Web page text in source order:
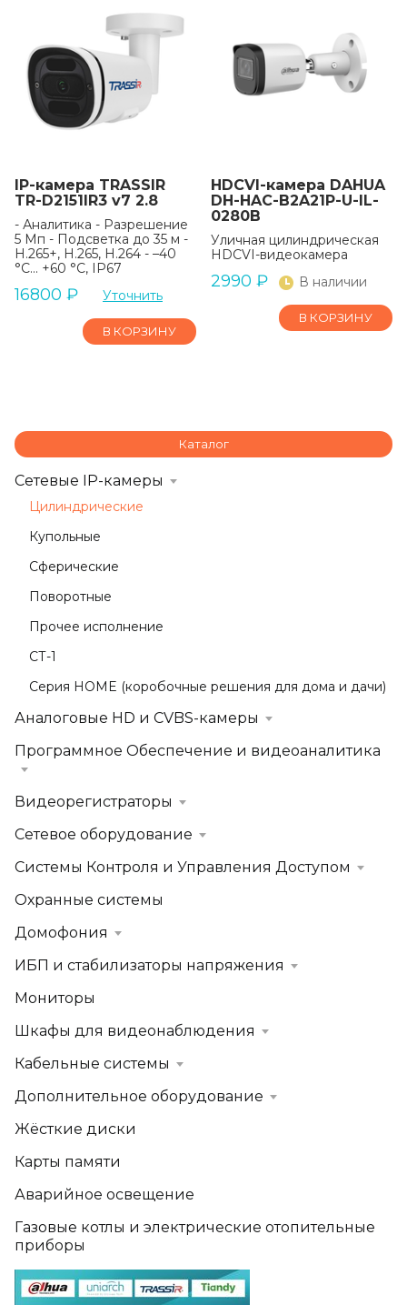
IP-камера TRASSIR
TR-D2151IR3 v7 2.8
- Аналитика - Разрешение
5 Мп - Подсветка до 35 м -
H.265+, H.265, H.264 - –40
°C... +60 °C, IP67
16800 ₽ Уточнить
В КОРЗИНУ
HDCVI-камера DAHUA
DH-HAC-B2A21P-U-IL-
0280B
Уличная цилиндрическая
HDCVI-видеокамера
2990 ₽ В наличии
В КОРЗИНУ
Каталог
Сетевые IP-камеры
Цилиндрические
Купольные
Сферические
Поворотные
Прочее исполнение
СТ-1
Серия HOME (коробочные решения для дома и дачи)
Аналоговые HD и CVBS-камеры
Программное Обеспечение и видеоаналитика
Видеорегистраторы
Сетевое оборудование
Системы Контроля и Управления Доступом
Охранные системы
Домофония
ИБП и стабилизаторы напряжения
Мониторы
Шкафы для видеонаблюдения
Кабельные системы
Дополнительное оборудование
Жёсткие диски
Карты памяти
Аварийное освещение
Газовые котлы и электрические отопительные
приборы